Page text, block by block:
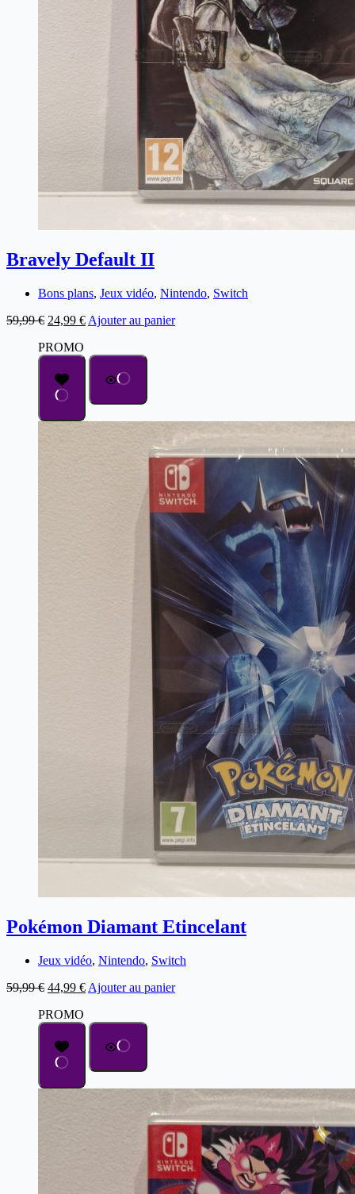
Bravely Default II
Bons plans, Jeux vidéo, Nintendo, Switch
59,99€ 24,99 € Ajouter au panier
PROMO
Pokémon Diamant Etincelant
Jeux vidéo, Nintendo, Switch
59,99€ 44,99 € Ajouter au panier
PROMO